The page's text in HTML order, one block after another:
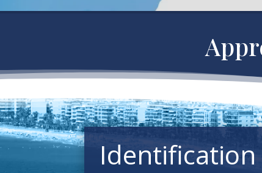
Identification